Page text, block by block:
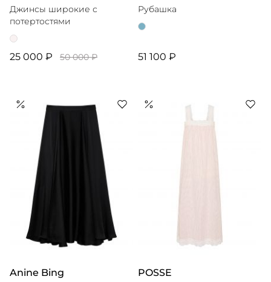
Джинсы широкие с
потертостями
25 000 ₽ 50 000 ₽
Рубашка
51 100 ₽
Anine Bing POSSE